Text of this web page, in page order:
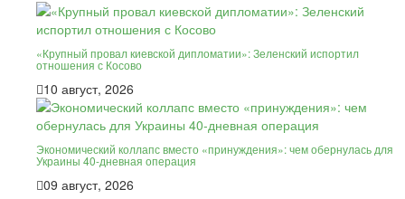
«Крупный провал киевской дипломатии»: Зеленский испортил
отношения с Косово
10 август, 2026
Экономический коллапс вместо «принуждения»: чем обернулась для
Украины 40-дневная операция
09 август, 2026